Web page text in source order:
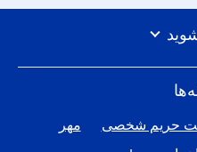
حریم شخصی
مهر